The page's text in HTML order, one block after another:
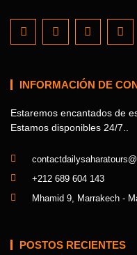
INFORMACIÓN DE
Estaremos encantados de
Estamos disponibles 24/7..
+212 689 604 143
Mhamid 9, Marrakech -
POSTOS RECIENTES